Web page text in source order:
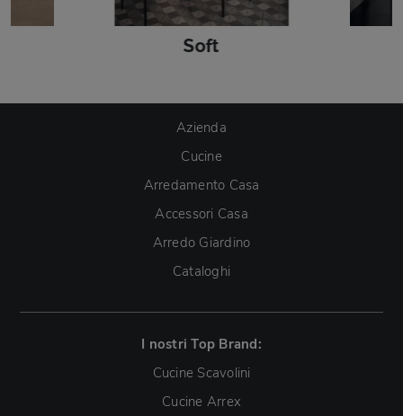
Soft
Azienda
Cucine
Arredamento Casa
Accessori Casa
Arredo Giardino
Cataloghi
I nostri Top Brand:
Cucine Scavolini
Cucine Arrex